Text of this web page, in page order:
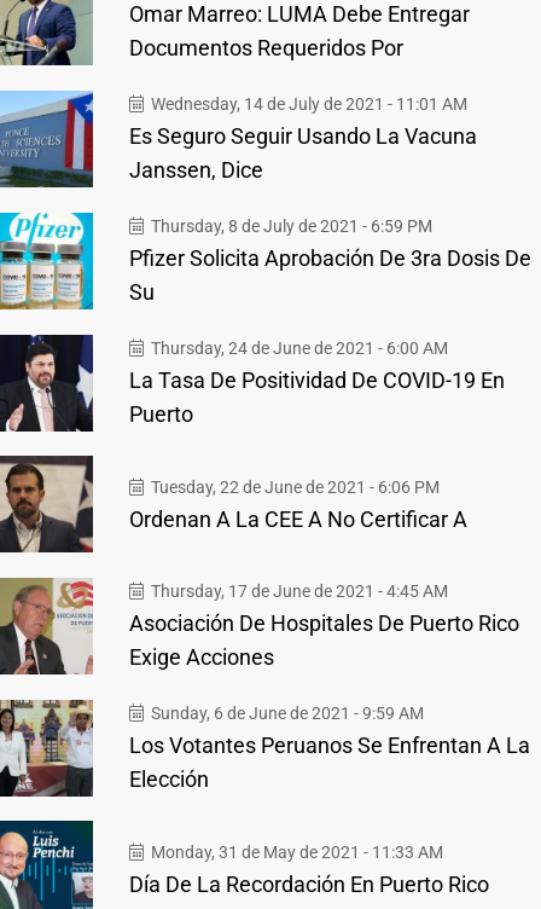
Omar Marreo: LUMA Debe Entregar
Documentos Requeridos Por
Wednesday, 14 de July de 2021 - 11:01 AM
Es Seguro Seguir Usando La Vacuna
Janssen, Dice
Thursday, 8 de July de 2021 - 6:59 PM
Pfizer Solicita Aprobación De 3ra Dosis De
Su
Thursday, 24 de June de 2021 - 6:00 AM
La Tasa De Positividad De COVID-19 En
Puerto
Tuesday, 22 de June de 2021 - 6:06 PM
Ordenan A La CEE A No Certificar A
Thursday, 17 de June de 2021 - 4:45 AM
Asociación De Hospitales De Puerto Rico
Exige Acciones
Sunday, 6 de June de 2021 - 9:59 AM
Los Votantes Peruanos Se Enfrentan A La
Elección
Monday, 31 de May de 2021 - 11:33 AM
Día De La Recordación En Puerto Rico